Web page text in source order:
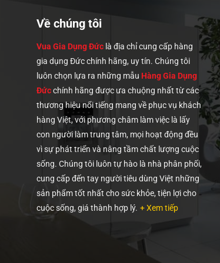
Về chúng tôi
Vua Gia Dụng Đức là địa chỉ cung cấp hàng
gia dụng Đức chính hãng, uy tín. Chúng tôi
luôn chọn lựa ra những mẫu Hàng Gia Dụng
Đứcchính hãng được ưa chuộng nhất từ các
thương hiệu nổi tiếng mang về phục vụ khách
hàng Việt, với phương châm làm việc là lấy
con người làm trung tâm, mọi hoạt động đều
vì sự phát triển và nâng tầm chất lượng cuộc
sống. Chúng tôi luôn tự hào là nhà phân phối,
cung cấp đến tay người tiêu dùng Việt những
sản phẩm tốt nhất cho sức khỏe, tiện lợi cho
cuộc sống, giá thành hợp lý. + Xem tiếp